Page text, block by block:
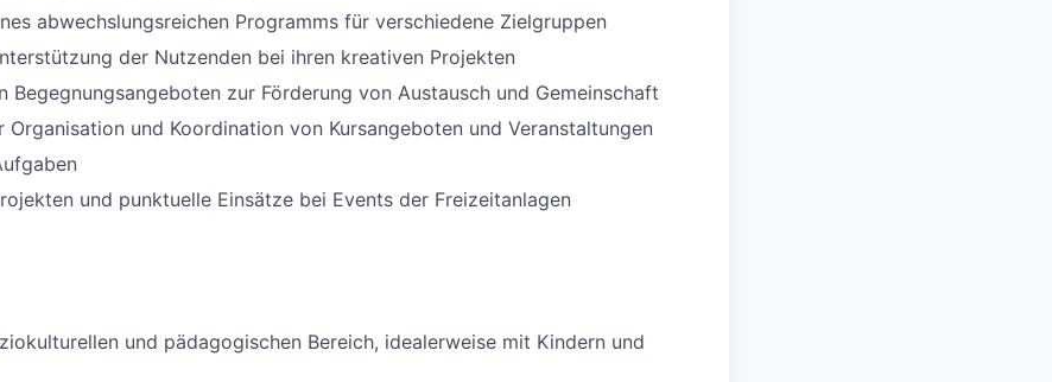
abwechslungsreichen Programms für verschiedene Zielgruppen
der Nutzenden bei ihren kreativen Projekten
Begegnungsangeboten zur Förderung von Austausch und Gemeinschaft
und Koordination von Kursangeboten und Veranstaltungen
und punktuelle Einsätze bei Events der Freizeitanlagen
und pädagogischen Bereich, idealerweise mit Kindern und